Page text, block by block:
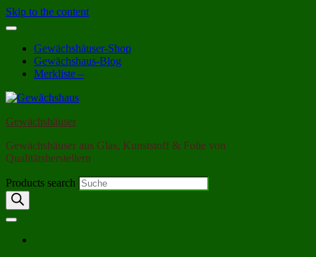
Skip to the content
Gewächshäuser-Shop
Gewächshaus-Blog
Merkliste –
Gewächshäuser
Gewächshäuser aus Glas, Kunststoff & Folie von
Qualitätsherstellern
Products search